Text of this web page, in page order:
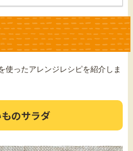
使ったアレンジレシピを紹介しま
のサラダ